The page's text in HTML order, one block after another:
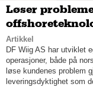
Løser
Artikkel
DF Wiig AS har utviklet
operasjoner, både på
løse kundenes problem
leveringsdyktighet som